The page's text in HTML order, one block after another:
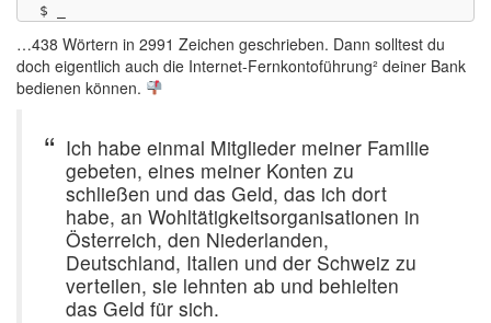
…438 Wörtern in 2991 Zeichen geschrieben. Dann solltest du
doch eigentlich auch die Internet-Fernkontoführung² deiner Bank
bedienen können.
Ich habe einmal Mitglieder meiner Familie
gebeten, eines meiner Konten zu
schließen und das Geld, das ich dort
habe, an Wohltätigkeitsorganisationen in
Österreich, den Niederlanden,
Deutschland, Italien und der Schweiz zu
verteilen, sie lehnten ab und behielten
das Geld für sich.